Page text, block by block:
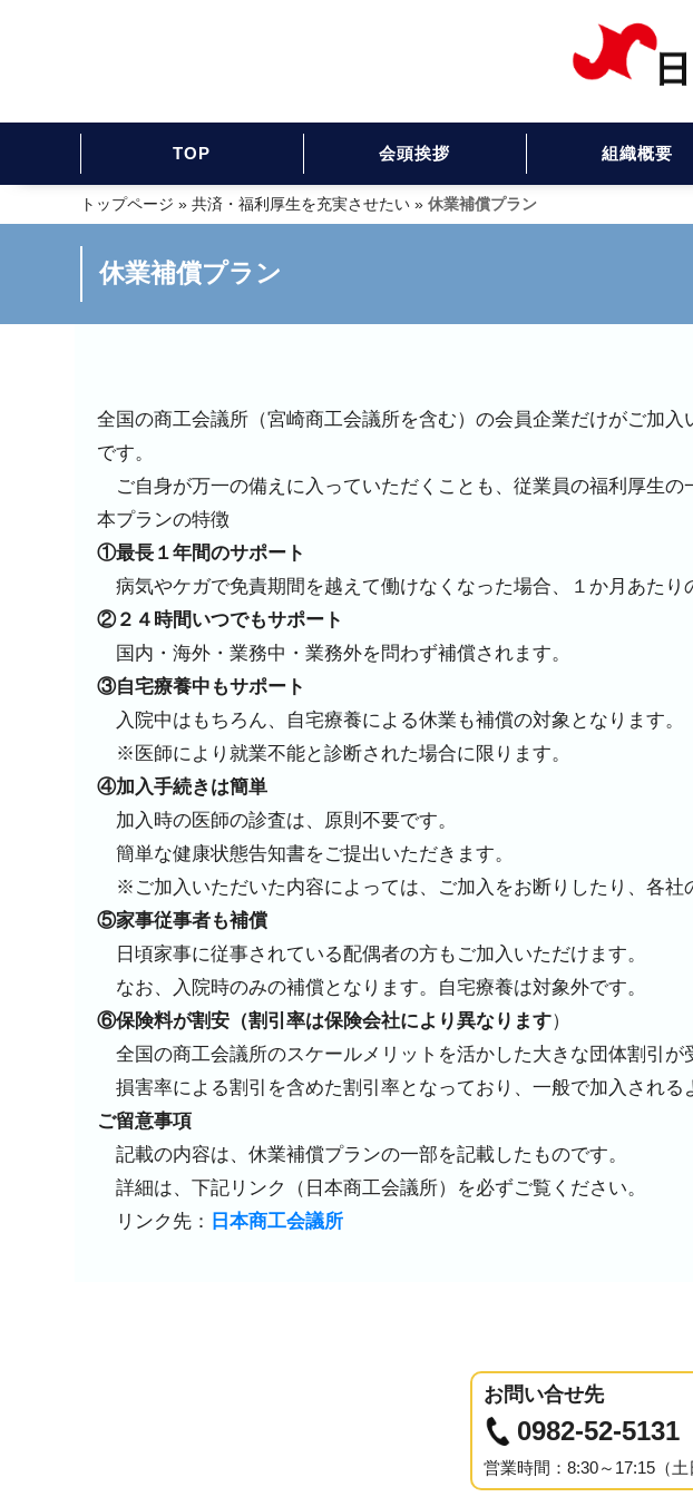
TOP 会頭挨拶 組織概要
トップページ » 共済・福利厚生を充実させたい » 休業補償プラン
休業補償プラン
全国の商工会議所（宮崎商工会議所を含む）の会員企業だけがご加
です。
ご自身が万一の備えに入っていただくことも、従業員の福利厚生の
本プランの特徴
①最長１年間のサポート
病気やケガで免責期間を越えて働けなくなった場合、１か月あたり
②２４時間いつでもサポート
国内・海外・業務中・業務外を問わず補償されます。
③自宅療養中もサポート
入院中はもちろん、自宅療養による休業も補償の対象となります。
※医師により就業不能と診断された場合に限ります。
④加入手続きは簡単
加入時の医師の診査は、原則不要です。
簡単な健康状態告知書をご提出いただきます。
※ご加入いただいた内容によっては、ご加入をお断りしたり、各社
⑤家事従事者も補償
日頃家事に従事されている配偶者の方もご加入いただけます。
なお、入院時のみの補償となります。自宅療養は対象外です。
⑥保険料が割安（割引率は保険会社により異なります）
全国の商工会議所のスケールメリットを活かした大きな団体割引が
損害率による割引を含めた割引率となっており、一般で加入される
ご留意事項
記載の内容は、休業補償プランの一部を記載したものです。
詳細は、下記リンク（日本商工会議所）を必ずご覧ください。
リンク先：
日本商工会議所
お問い合せ先
0982-52-5131
営業時間：8:30～17:15（土